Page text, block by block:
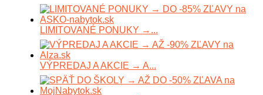
LIMITOVANÉ PONUKY →...
VÝPREDAJ A AKCIE → A...